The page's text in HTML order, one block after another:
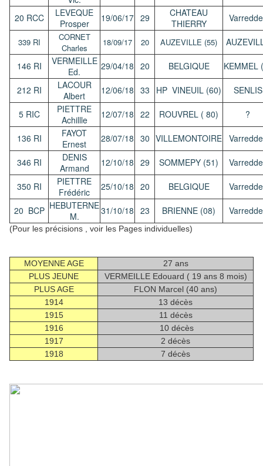
20 RCC
LEVEQUE
Prosper
19/06/17 29
CHATEAU
THIERRY
339 RI
CORNET
Charles
18/09/17 20 AUZEVILLE (55)
146 RI
VERMEILLE
Ed.
29/04/18 20 BELGIQUE KEMMEL
212 RI
LACOUR
Albert
12/06/18 33 HP VINEUIL (60) SENLIS
5 RIC
PIETTRE
Achillle
12/07/18 22 ROUVREL ( 80) ?
136 RI
FAYOT
Ernest
28/07/18 30 VILLEMONTOIRE
346 RI
DENIS
Armand
12/10/18 29 SOMMEPY (51)
350 RI
PIETTRE
Frédéric
25/10/18 20 BELGIQUE
20 BCP HEBUTERNE
M.
31/10/18 23 BRIENNE (08)
(Pour les précisions , voir les Pages individuelles)
MOYENNE AGE
27 ans
PLUS JEUNE
VERMEILLE Edouard ( 19 ans 8 mois)
PLUS AGE
FLON Marcel (40 ans)
1914
13 décès
1915
11 décès
1916
10 décès
1917
2 décès
1918
7 décès